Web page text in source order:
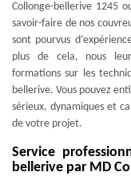
Collonge-bellerive 1245
savoir-faire de nos
sont pourvus
plus de cela, nous
formations sur les
bellerive. Vous pouvez
sérieux, dynamiques et
de votre projet.
Service
bellerive par MD